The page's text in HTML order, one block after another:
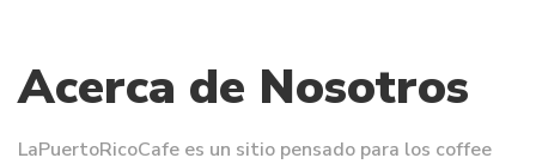
Acerca de Nosotros
LaPuertoRicoCafe es un sitio pensado para los coffee